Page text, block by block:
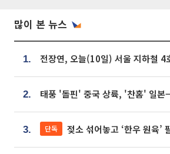
많이 본 뉴스
1.
2.
3. 단독 젖소 섞어놓고 ‘한우 원육’ 팔이...공영홈